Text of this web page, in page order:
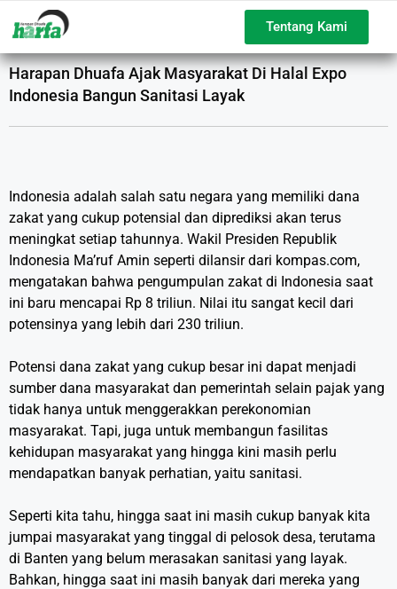
Tentang Kami
Harapan Dhuafa Ajak Masyarakat Di Halal Expo
Indonesia Bangun Sanitasi Layak
Indonesia adalah salah satu negara yang memiliki dana
zakat yang cukup potensial dan diprediksi akan terus
meningkat setiap tahunnya. Wakil Presiden Republik
Indonesia Ma’ruf Amin seperti dilansir dari kompas.com,
mengatakan bahwa pengumpulan zakat di Indonesia saat
ini baru mencapai Rp 8 triliun. Nilai itu sangat kecil dari
potensinya yang lebih dari 230 triliun.
Potensi dana zakat yang cukup besar ini dapat menjadi
sumber dana masyarakat dan pemerintah selain pajak yang
tidak hanya untuk menggerakkan perekonomian
masyarakat. Tapi, juga untuk membangun fasilitas
kehidupan masyarakat yang hingga kini masih perlu
mendapatkan banyak perhatian, yaitu sanitasi.
Seperti kita tahu, hingga saat ini masih cukup banyak kita
jumpai masyarakat yang tinggal di pelosok desa, terutama
di Banten yang belum merasakan sanitasi yang layak.
Bahkan, hingga saat ini masih banyak dari mereka yang